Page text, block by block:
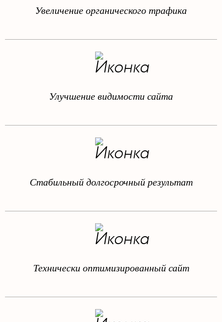
Увеличение органического трафика
Улучшение видимости сайта
Стабильный долгосрочный результат
Технически оптимизированный сайт